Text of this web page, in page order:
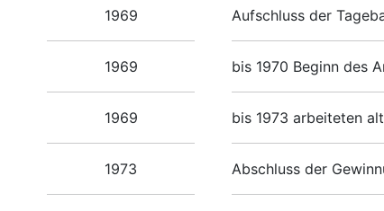
1969 Aufschluss der
1969 bis 1970 Beginn des
1969 bis 1973 arbeiteten
1973 Abschluss der